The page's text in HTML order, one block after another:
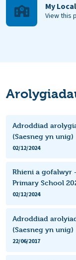
My
View this
Adroddiad
(Saesneg yn unig)
02/12/2024
Rhieni a gofalwyr
Primary School
02/12/2024
Adroddiad
(Saesneg yn unig)
22/06/2017